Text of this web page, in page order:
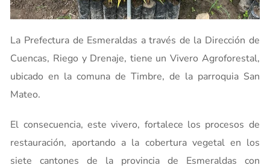
La Prefectura de Esmeraldas a través de la Dirección de
Cuencas, Riego y Drenaje, tiene un Vivero Agroforestal,
ubicado en la comuna de Timbre, de la parroquia San
Mateo.
El consecuencia, este vivero, fortalece los procesos de
restauración, aportando a la cobertura vegetal en los
siete cantones de la provincia de Esmeraldas con